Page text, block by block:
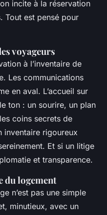
incite à la réservation
Tout est pensé pour
voyageurs
à l’inventaire de
Les communications
en aval. L’accueil sur
ton : un sourire, un plan
coins secrets de
inventaire rigoureux
Et si un litige
et transparence.
du logement
n’est pas une simple
minutieux, avec un